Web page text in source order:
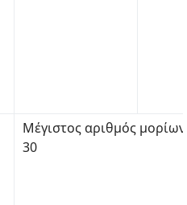
Μέγιστος αριθμός μορίων
30